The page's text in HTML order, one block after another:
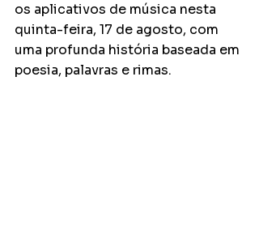
os aplicativos de música nesta
quinta-feira, 17 de agosto, com
uma profunda história baseada em
poesia, palavras e rimas.